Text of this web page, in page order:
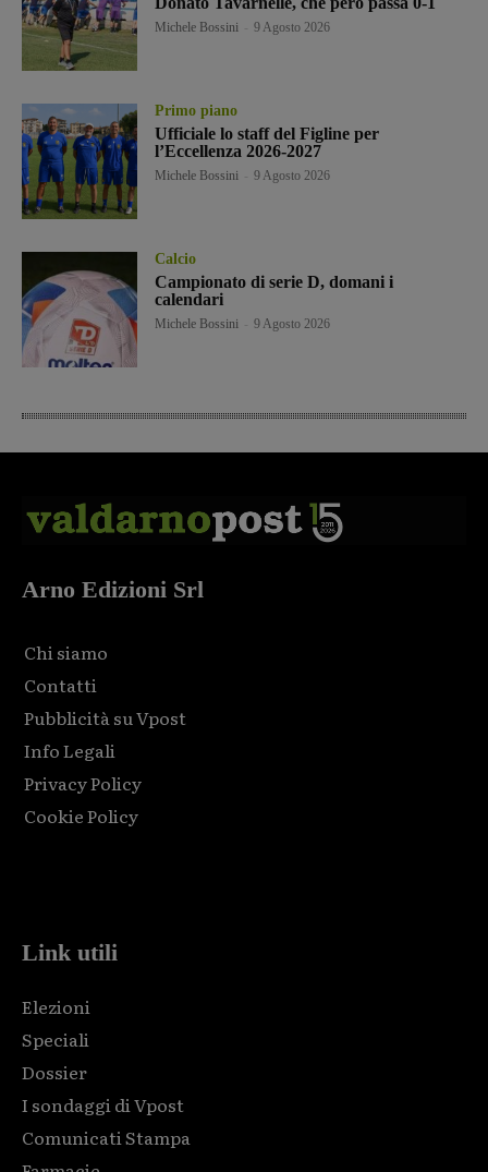
Michele Bossini 9 Agosto 2026
Primo piano
Ufficiale lo staff del Figline per
l’Eccellenza 2026-2027
Michele Bossini 9 Agosto 2026
Calcio
Campionato di serie D, domani i
calendari
Michele Bossini 9 Agosto 2026
Arno Edizioni Srl
Chi siamo
Contatti
Pubblicità su Vpost
Info Legali
Privacy Policy
Cookie Policy
Link utili
Elezioni
Speciali
Dossier
I sondaggi di Vpost
Comunicati Stampa